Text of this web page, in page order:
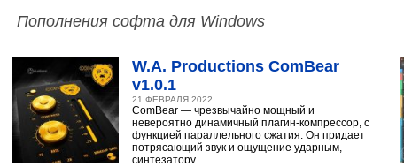
Пополнения софта для Windows
W.A. Productions ComBear
v1.0.1
21 ФЕВРАЛЯ 2022
ComBear — чрезвычайно мощный и
невероятно динамичный плагин-компрессор, с
функцией параллельного сжатия. Он придает
потрясающий звук и ощущение ударным,
синтезатору,